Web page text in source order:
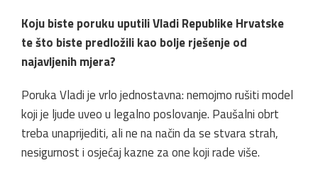
Koju biste poruku uputili Vladi Republike Hrvatske
te što biste predložili kao bolje rješenje od
najavljenih mjera?
Poruka Vladi je vrlo jednostavna: nemojmo rušiti model
koji je ljude uveo u legalno poslovanje. Paušalni obrt
treba unaprijediti, ali ne na način da se stvara strah,
nesigurnost i osjećaj kazne za one koji rade više.